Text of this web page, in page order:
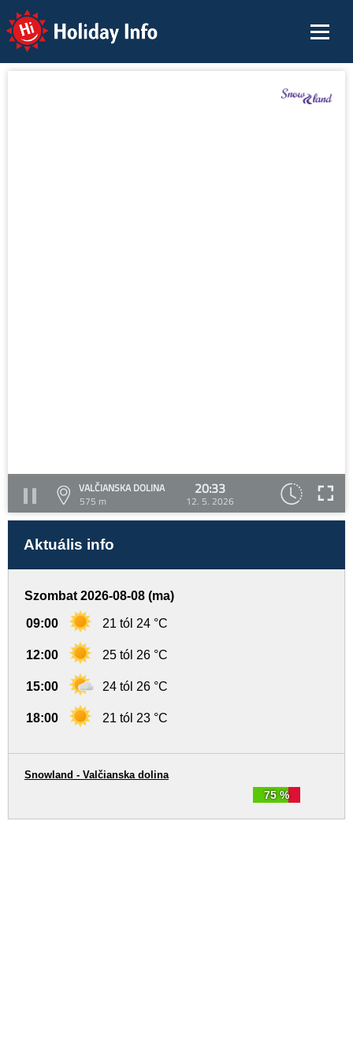
Holiday Info
VALČIANSKA DOLINA
575 m
20:33
12. 5. 2026
Aktuális info
Szombat 2026-08-08 (ma)
09:00 21 tól 24 °C
12:00 25 tól 26 °C
15:00 24 tól 26 °C
18:00 21 tól 23 °C
75 %
Snowland - Valčianska dolina